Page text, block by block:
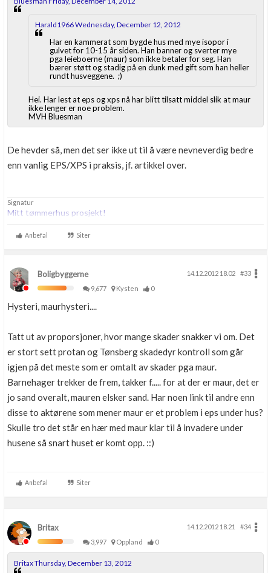
Harald1966 Wednesday, December 12, 2012
Har en kammerat som bygde hus med mye isopor i
gulvet for 10-15 år siden. Han banner og sverter mye
pga leieboerne (maur) som ikke betaler for seg. Han
bærer støtt og stadig på en dunk med gift som han heller
rundt husveggene. ;)
Hei. Har lest at eps og xps nå har blitt tilsatt middel slik at maur
ikke lenger er noe problem.
MVH Bluesman
De hevder så, men det ser ikke ut til å være nevneverdig bedre
enn vanlig EPS/XPS i praksis, jf. artikkel over.
Signatur
Mitt tømmerhus prosjekt!
Anbefal Siter
Boligbyggerne 14.12.2012 18.02
#33
9,677
Kysten 0
Hysteri, maurhysteri....
Tatt ut av proporsjoner, hvor mange skader snakker vi om. Det
er stort sett protan og Tønsberg skadedyr kontroll som går
igjen på det meste som er omtalt av skader pga maur.
Barnehager trekker de frem, takker f..... for at der er maur, det er
jo sand overalt, mauren elsker sand. Har noen link til andre enn
disse to aktørene som mener maur er et problem i eps under hus?
Skulle tro det står en hær med maur klar til å invadere under
husene så snart huset er komt opp. ::)
Anbefal Siter
Britax 14.12.2012 18.21
#34
3,997
Oppland 0
Britax Thursday, December 13, 2012